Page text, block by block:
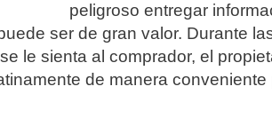
peligroso entregar
ser de gran valor. Durante
le sienta al comprador, el
de manera conveniente